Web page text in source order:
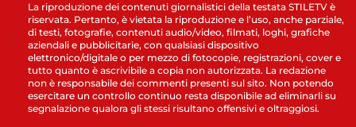
La riproduzione dei contenuti giornalistici della testata STILETV è
riservata. Pertanto, è vietata la riproduzione e l’uso, anche parziale,
di testi, fotografie, contenuti audio/video, filmati, loghi, grafiche
aziendali e pubblicitarie, con qualsiasi dispositivo
elettronico/digitale o per mezzo di fotocopie, registrazioni, cover e
tutto quanto è ascrivibile a copia non autorizzata. La redazione
non è responsabile dei commenti presenti sul sito. Non potendo
esercitare un controllo continuo resta disponibile ad eliminarli su
segnalazione qualora gli stessi risultano offensivi e oltraggiosi.